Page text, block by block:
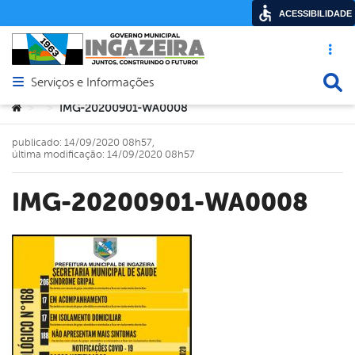
Acesso
Abrir menu principal de navegação
Serviços e Informações
Você está aqui:
> > IMG-20200901-WA0008
IMG-20200901-WA0008
publicado: 14/09/2020 08h57,
última modificação: 14/09/2020 08h57
ACESSIBILIDADE